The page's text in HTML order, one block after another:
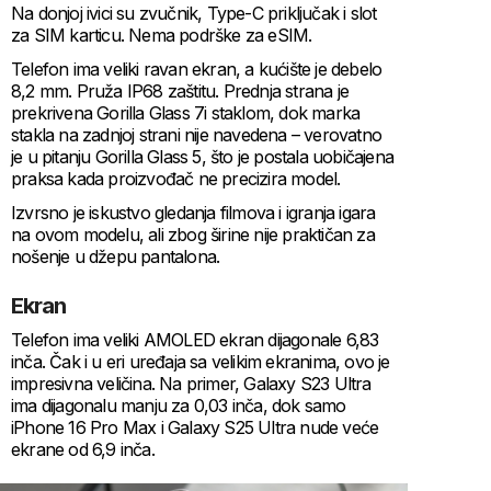
Na donjoj ivici su zvučnik, Type-C priključak i slot
za SIM karticu. Nema podrške za eSIM.
Telefon ima veliki ravan ekran, a kućište je debelo
8,2 mm. Pruža IP68 zaštitu. Prednja strana je
prekrivena Gorilla Glass 7i staklom, dok marka
stakla na zadnjoj strani nije navedena – verovatno
je u pitanju Gorilla Glass 5, što je postala uobičajena
praksa kada proizvođač ne precizira model.
Izvrsno je iskustvo gledanja filmova i igranja igara
na ovom modelu, ali zbog širine nije praktičan za
nošenje u džepu pantalona.
Ekran
Telefon ima veliki AMOLED ekran dijagonale 6,83
inča. Čak i u eri uređaja sa velikim ekranima, ovo je
impresivna veličina. Na primer, Galaxy S23 Ultra
ima dijagonalu manju za 0,03 inča, dok samo
iPhone 16 Pro Max i Galaxy S25 Ultra nude veće
ekrane od 6,9 inča.